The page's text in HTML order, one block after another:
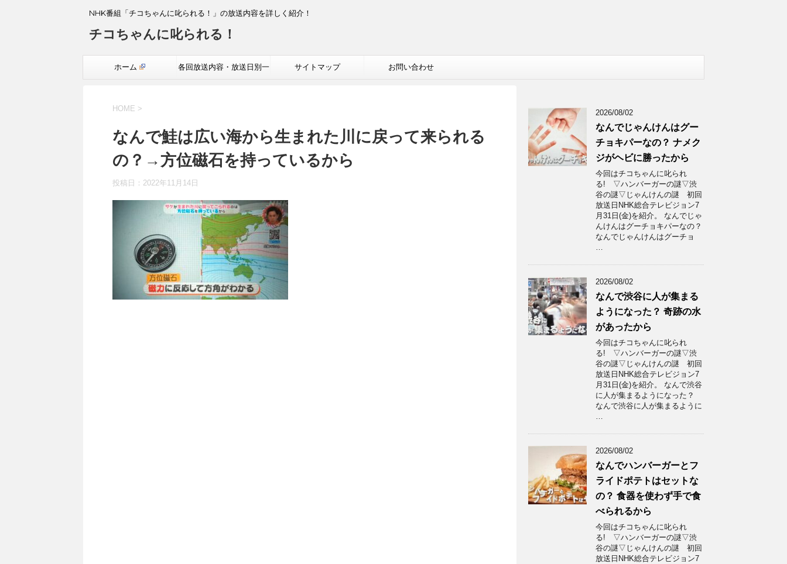
NHK番組「チコちゃんに叱られる！」の放送内容を詳しく紹介！
チコちゃんに叱られる！
ホーム 各回放送内容・放送日別一 サイトマップ お問い合わせ
HOME >
なんで鮭は広い海から生まれた川に戻って来られる
の？→方位磁石を持っているから
投稿日： 2022年11月14日
2026/08/02
なんでじゃんけんはグー
チョキパーなの？ ナメク
ジがヘビに勝ったから
今回はチコちゃんに叱られ
る! ▽ハンバーガーの謎▽渋
谷の謎▽じゃんけんの謎 初回
放送日NHK総合テレビジョン7
月31日(金)を紹介。 なんでじゃ
んけんはグーチョキパーなの？
なんでじゃんけんはグーチョ
…
2026/08/02
なんで渋谷に人が集まる
ようになった？ 奇跡の水
があったから
今回はチコちゃんに叱られ
る! ▽ハンバーガーの謎▽渋
谷の謎▽じゃんけんの謎 初回
放送日NHK総合テレビジョン7
月31日(金)を紹介。 なんで渋谷
に人が集まるようになった？
なんで渋谷に人が集まるように
…
2026/08/02
なんでハンバーガーとフ
ライドポテトはセットな
の？ 食器を使わず手で食
べられるから
今回はチコちゃんに叱られ
る! ▽ハンバーガーの謎▽渋
谷の謎▽じゃんけんの謎 初回
放送日NHK総合テレビジョン7